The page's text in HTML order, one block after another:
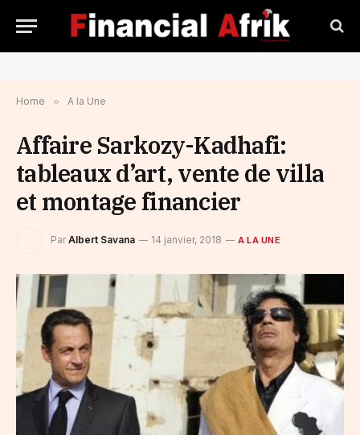
Home » A la Une
Affaire Sarkozy-Kadhafi:
tableaux d’art, vente de villa
et montage financier
Par Albert Savana 14 janvier, 2018 A LA UNE